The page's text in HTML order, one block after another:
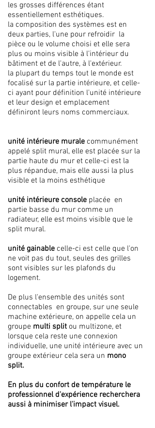
les grosses différences étant
essentiellement esthétiques.
la composition des systèmes est en
deux parties, l'une pour refroidir la
pièce ou le volume choisi et elle sera
plus ou moins visible à l'intérieur du
bâtiment et de l'autre, à l'extérieur.
la plupart du temps tout le monde est
focalisé sur la partie intérieure, et celle-
ci ayant pour définition l'unité intérieure
et leur design et emplacement
définiront leurs noms commerciaux.
unité intérieure murale communément
appelé split mural, elle est placée sur la
partie haute du mur et celle-ci est la
plus répandue, mais elle aussi la plus
visible et la moins esthétique
unité intérieure console placée en
partie basse du mur comme un
radiateur, elle est moins visible que le
split mural.
unité gainable celle-ci est celle que l'on
ne voit pas du tout, seules des grilles
sont visibles sur les plafonds du
logement.
De plus l'ensemble des unités sont
connectables en groupe, sur une seule
machine extérieure, on appelle cela un
groupe multi split ou multizone, et
lorsque cela reste une connexion
individuelle, une unité intérieure avec un
groupe extérieur cela sera un mono
split.
En plus du confort de température le
professionnel d'expérience recherchera
aussi à minimiser l'impact visuel.